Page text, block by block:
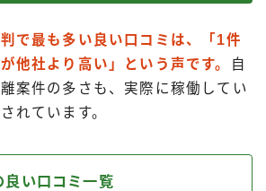
で最も多い良い口コミは、「1件
他社より高い」という声です。
自
案件の多さも、実際に稼働してい
れています。
良い口コミ一覧